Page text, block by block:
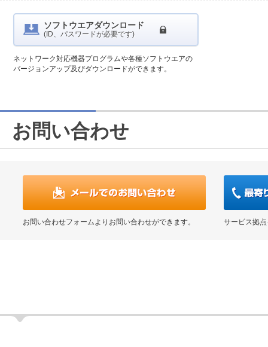
ソフトウエアダウンロード
(ID、パスワードが必要です)
ネットワーク対応機器プログラムや各種ソフトウエアの
バージョンアップ及びダウンロードができます。
お問い合わせ
お問い合わせフォームよりお問い合わせができます。 サービス拠